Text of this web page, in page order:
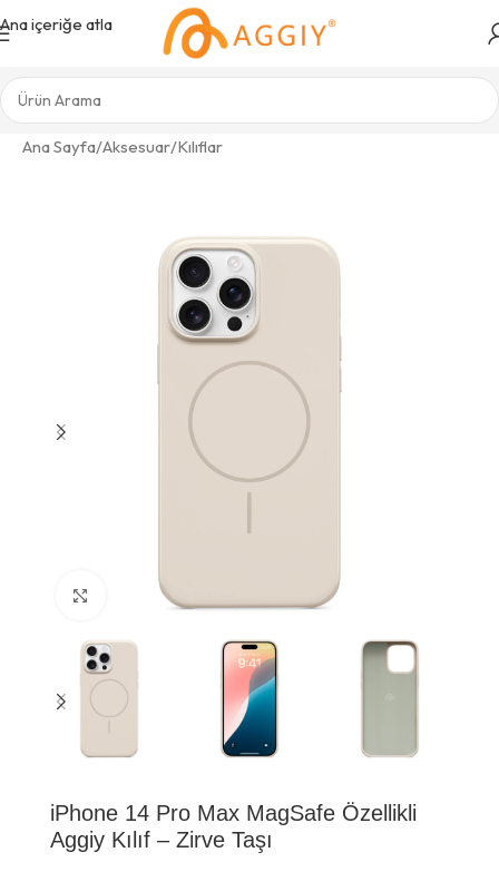
Ana içeriğe atla
Ana Sayfa/Aksesuar/Kılıflar
Büyütmek için tıklayın
iPhone 14 Pro Max MagSafe Özellikli
Aggiy Kılıf – Zirve Taşı